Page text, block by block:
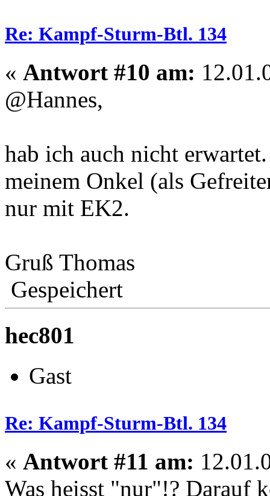
Re: Kampf-Sturm-Btl. 134
« Antwort #10 am:
@Hannes,
hab ich auch nicht
meinem Onkel (als
nur mit EK2.
Gruß Thomas
Gespeichert
hec801
Gast
Re: Kampf-Sturm-Btl. 134
« Antwort #11 am:
Was heisst "nur"!? Darauf